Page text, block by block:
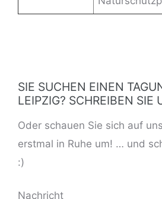
SIE SUCHEN EINEN
LEIPZIG? SCHREIBEN SIE
Oder schauen Sie sich auf
erstmal in Ruhe um! … und
:)
BITTE LASSE DIESES FELD LEER.
Nachricht